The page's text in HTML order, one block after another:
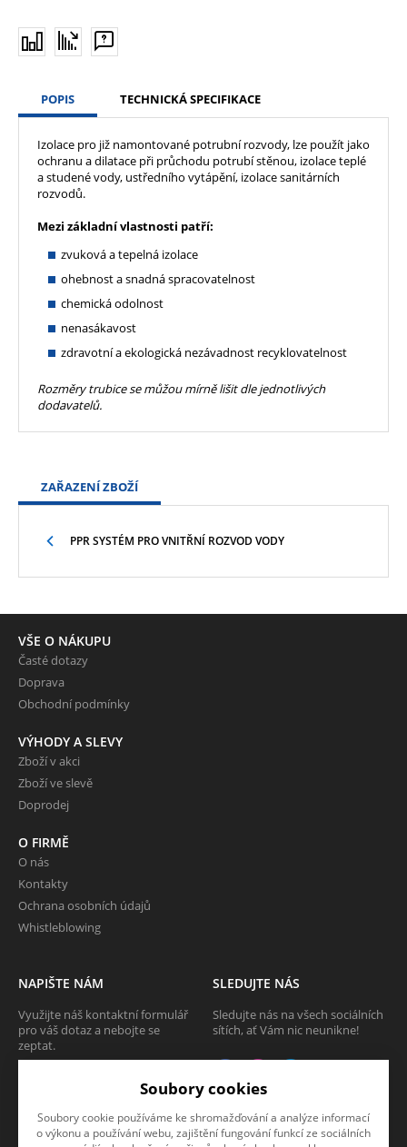
POPIS TECHNICKÁ SPECIFIKACE
Izolace pro již namontované potrubní rozvody, lze použít jako
ochranu a dilatace při průchodu potrubí stěnou, izolace teplé
a studené vody, ustředního vytápění, izolace sanitárních
rozvodů.
Mezi základní vlastnosti patří:
zvuková a tepelná izolace
ohebnost a snadná spracovatelnost
chemická odolnost
nenasákavost
zdravotní a ekologická nezávadnost recyklovatelnost
Rozměry trubice se můžou mírně lišit dle jednotlivých
dodavatelů.
ZAŘAZENÍ ZBOŽÍ
PPR SYSTÉM PRO VNITŘNÍ ROZVOD VODY
VŠE O NÁKUPU
Časté dotazy
Doprava
Obchodní podmínky
VÝHODY A SLEVY
Zboží v akci
Zboží ve slevě
Doprodej
O FIRMĚ
O nás
Kontakty
Ochrana osobních údajů
Whistleblowing
NAPIŠTE NÁM
Využijte náš kontaktní formulář
pro váš dotaz a nebojte se
zeptat.
SLEDUJTE NÁS
Sledujte nás na všech sociálních
sítích, ať Vám nic neunikne!
Soubory cookies
Soubory cookie používáme ke shromažďování a analýze informací
o výkonu a používání webu, zajištění fungování funkcí ze sociálních